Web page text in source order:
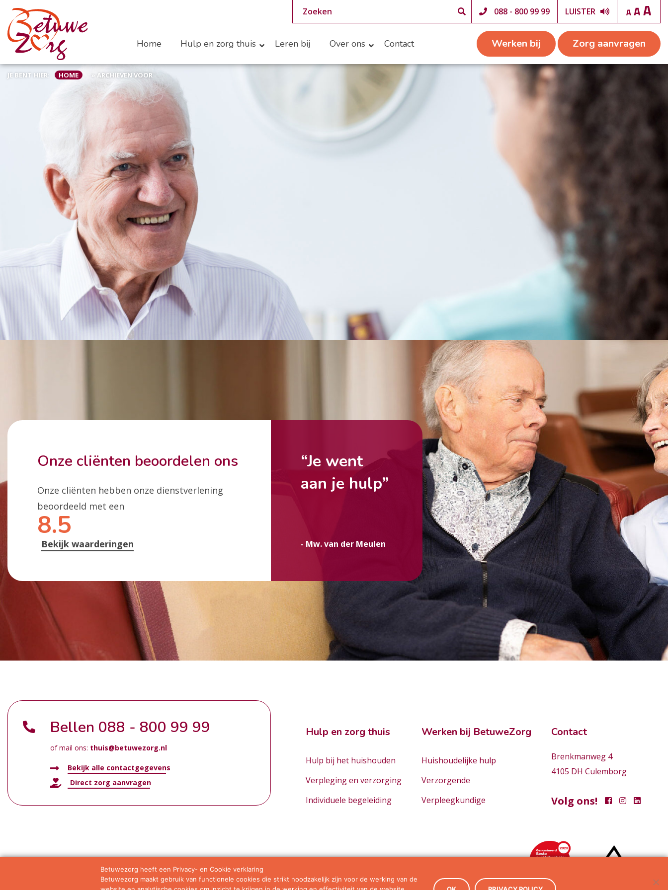
088 - 800 99 99 LUISTER
Home Hulp en zorg thuis Leren bij Over ons Contact Werken bij Zorg aanvragen
JE BENT HIER: HOME » ARCHIEVEN VOOR
Onze cliënten beoordelen ons
Onze cliënten hebben onze dienstverlening
beoordeeld met een
8.5
Bekijk waarderingen
“Je went
aan je hulp”
- Mw. van der Meulen
Bellen 088 - 800 99 99
of mail ons: thuis@betuwezorg.nl
Bekijk alle contactgegevens
Direct zorg aanvragen
Hulp en zorg thuis
Hulp bij het huishouden
Verpleging en verzorging
Individuele begeleiding
Werken bij BetuweZorg
Huishoudelijke hulp
Verzorgende
Verpleegkundige
Contact
Brenkmanweg 4
4105 DH Culemborg
Volg ons!
Privacy statement Algemene voorwaarden
Betuwezorg heeft een Privacy- en Cookie verklaring
Betuwezorg maakt gebruik van functionele cookies die strikt noodzakelijk zijn voor de werking van de